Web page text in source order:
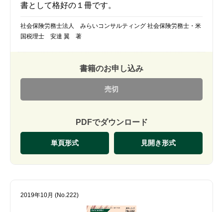
書として格好の１冊です。
社会保険労務士法人 みらいコンサルティング 社会保険労務士・米
国税理士 安達 翼 著
書籍のお申し込み
売切
PDFでダウンロード
単頁形式 見開き形式
2019年10月 (No.222)